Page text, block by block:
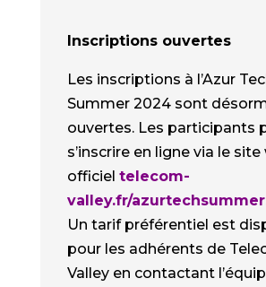
Inscriptions ouvertes
Les inscriptions à l’Azur
Summer 2024 sont
ouvertes. Les participants
s’inscrire en ligne via le site
officiel telecom-
valley.fr/
Un tarif préférentiel est
pour les adhérents de
Valley en contactant